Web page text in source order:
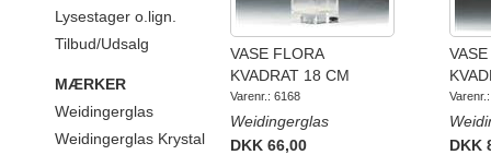
Lysestager o.lign.
Tilbud/Udsalg
MÆRKER
Weidingerglas
Weidingerglas Krystal
VASE FLORA
KVADRAT 18 CM
Varenr.: 6168
Weidingerglas
DKK 66,00
DKK